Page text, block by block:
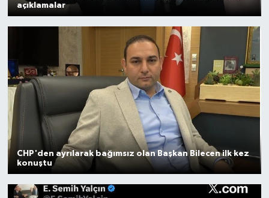
açıklamalar
CHP'den ayrılarak bağımsız olan Başkan Bilecen ilk kez
konuştu